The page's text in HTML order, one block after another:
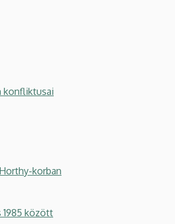
konfliktusai
korban
1985 között